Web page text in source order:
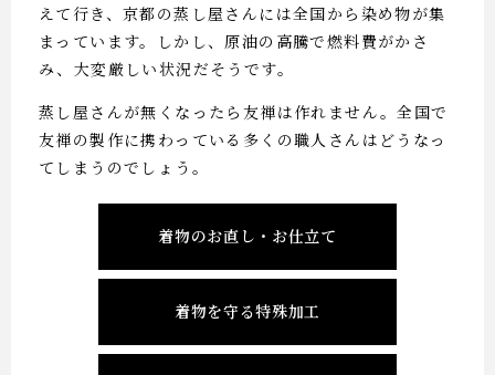
えて行き、京都の蒸し屋さんには全国から染め物が集
まっています。しかし、原油の高騰で燃料費がかさ
み、大変厳しい状況だそうです。
蒸し屋さんが無くなったら友禅は作れません。全国で
友禅の製作に携わっている多くの職人さんはどうなっ
てしまうのでしょう。
着物のお直し・お仕立て
着物を守る特殊加工